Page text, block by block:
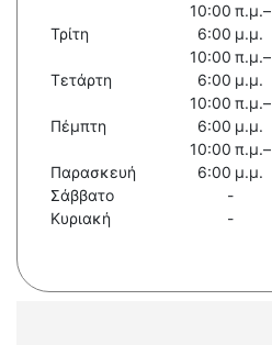
Τρίτη
10:00 π.μ.–
6:00 μ.μ.
Τετάρτη
10:00 π.μ.–
6:00 μ.μ.
Πέμπτη
10:00 π.μ.–
6:00 μ.μ.
Παρασκευή
10:00 π.μ.–
6:00 μ.μ.
Σάββατο
-
Κυριακή
-